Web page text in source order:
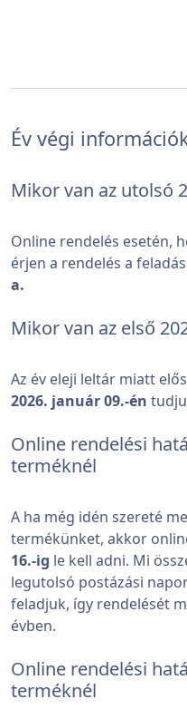
Év végi
Mikor van az utolsó
Online rendelés esetén,
érjen a rendelés a
a.
Mikor van az első
Az év eleji leltár miatt
2026. január 09.-én
Online rendelési
terméknél
A ha még idén szereté
termékünket, akkor
16.-ig le kell adni. Mi
legutolsó postázási
feladjuk, így rendelését
évben.
Online rendelési
terméknél